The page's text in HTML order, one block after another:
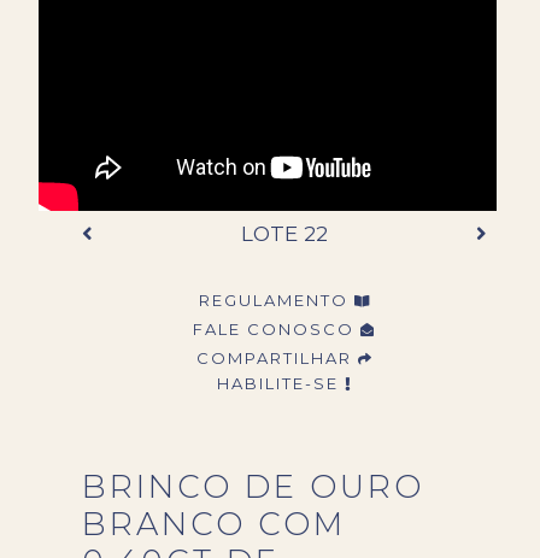
LOTE 22
REGULAMENTO
FALE CONOSCO
COMPARTILHAR
HABILITE-SE
BRINCO DE OURO
BRANCO COM